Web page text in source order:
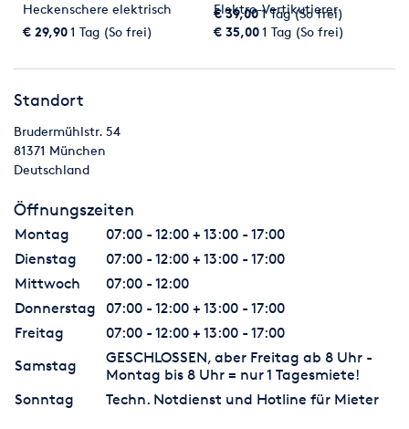
€ 39,001 Tag (So frei)
Heckenschere elektrisch
€ 29,901 Tag (So frei)
Elektro-Vertikutierer
€ 35,001 Tag (So frei)
Standort
Brudermühlstr. 54
81371 München
Deutschland
Öffnungszeiten
Montag
07:00 - 12:00 + 13:00 - 17:00
Dienstag
07:00 - 12:00 + 13:00 - 17:00
Mittwoch
07:00 - 12:00
Donnerstag
07:00 - 12:00 + 13:00 - 17:00
Freitag
07:00 - 12:00 + 13:00 - 17:00
Samstag
GESCHLOSSEN, aber Freitag ab 8 Uhr -
Montag bis 8 Uhr = nur 1 Tagesmiete!
Sonntag
Techn. Notdienst und Hotline für Mieter